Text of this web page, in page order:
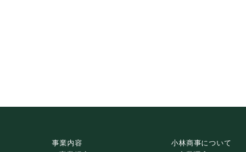
事業内容
小林商事について